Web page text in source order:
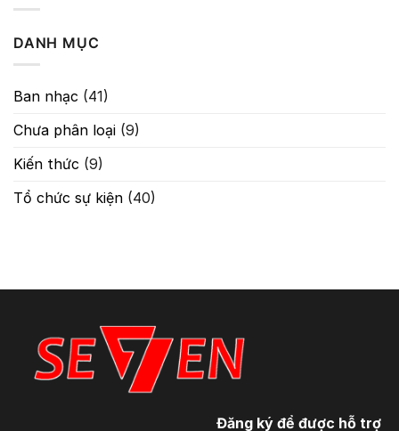
DANH MỤC
Ban nhạc (41)
Chưa phân loại (9)
Kiến thức (9)
Tổ chức sự kiện (40)
Đăng ký để được hỗ trợ